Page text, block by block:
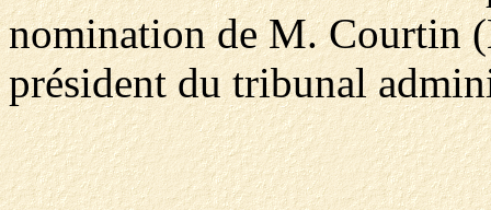
nomination de M. Courtin
président du tribunal